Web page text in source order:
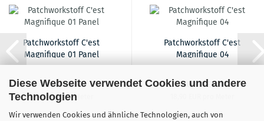
Diese Webseite verwendet Cookies und andere
Technologien
Wir verwenden Cookies und ähnliche Technologien, auch von
Patchworkstoff C'est
Magnifique 01 Panel
18,90 EUR
18,90 EUR pro Meter
Patchworkstoff C'est
Magnifique 04
18,90 EUR